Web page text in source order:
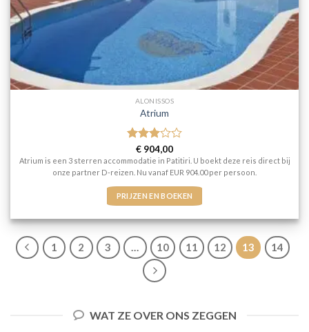
ALONISSOS
Atrium
Gewaardeerd
3uit 5
€ 904,00
Atrium is een 3 sterren accommodatie in Patitiri. U boekt deze reis direct bij
onze partner D-reizen. Nu vanaf EUR 904.00 per persoon.
PRIJZEN EN BOEKEN
1 2 3 … 10 11 12 13 14
WAT ZE OVER ONS ZEGGEN